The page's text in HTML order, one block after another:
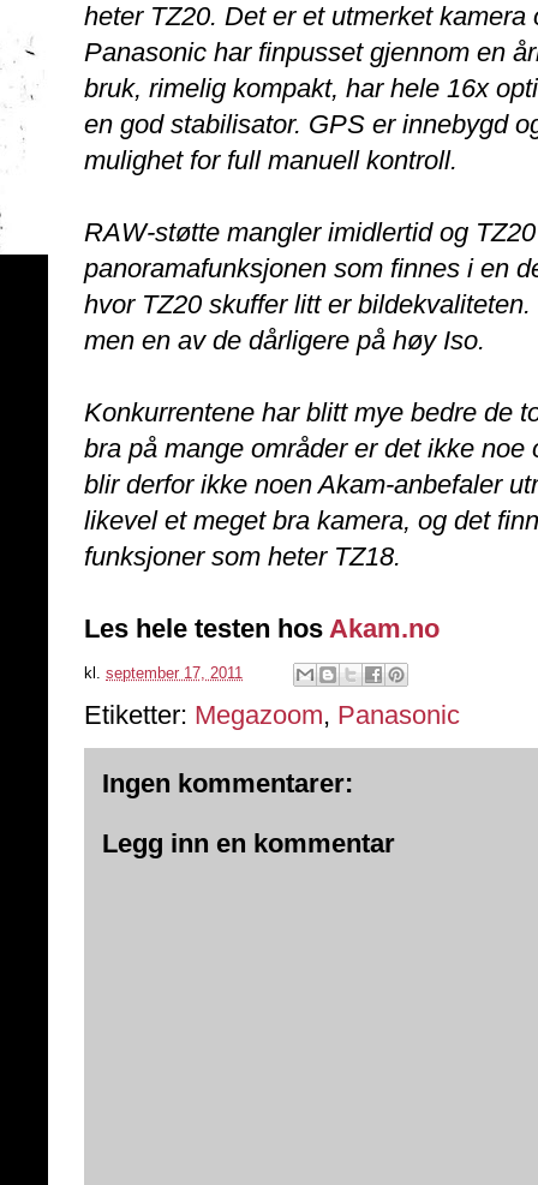
heter TZ20. Det er et utmerket
Panasonic har finpusset gjennom en
bruk, rimelig kompakt, har hele 16x
en god stabilisator. GPS er innebygd
mulighet for full manuell kontroll.
RAW-støtte mangler imidlertid og
panoramafunksjonen som finnes i en
hvor TZ20 skuffer litt er
men en av de dårligere på høy Iso.
Konkurrentene har blitt mye bedre de
bra på mange områder er det ikke
blir derfor ikke noen Akam-anbefaler
likevel et meget bra kamera, og det
funksjoner som heter TZ18.
Les hele testen hos Akam.no
kl. september 17, 2011
Etiketter: Megazoom, Panasonic
Ingen kommentarer:
Legg inn en kommentar